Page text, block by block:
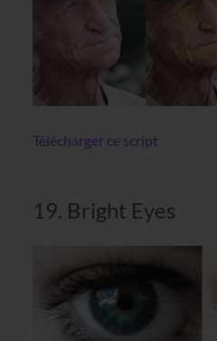
Télécharger ce script
19. Bright Eyes